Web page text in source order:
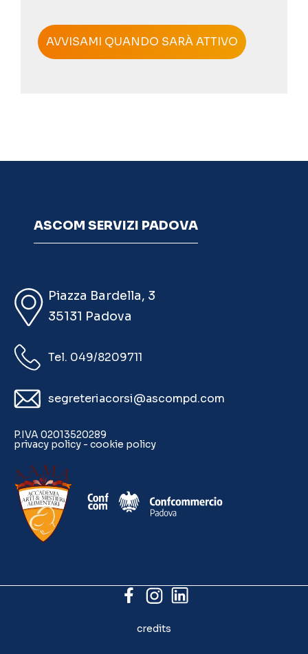
ASCOM SERVIZI PADOVA
Piazza Bardella, 3
35131 Padova
Tel. 049/8209711
segreteriacorsi@ascompd.com
P.IVA 02013520289
privacy policy - cookie policy
credits